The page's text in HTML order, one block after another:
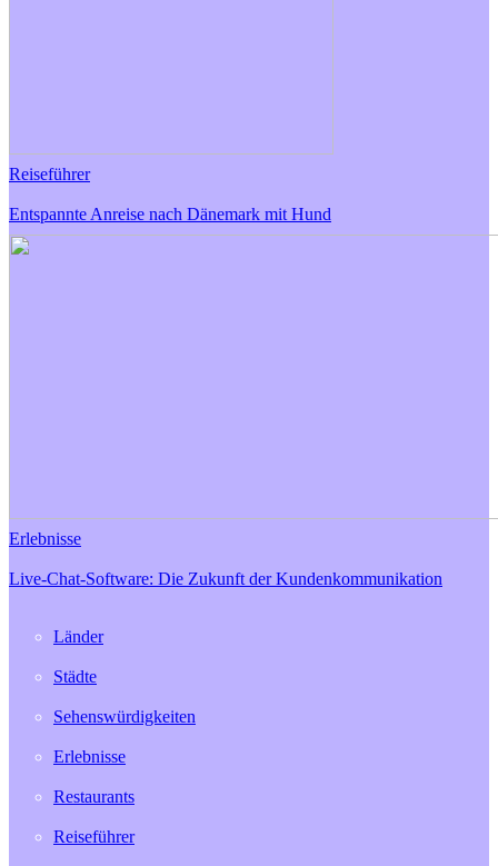
Reiseführer
Entspannte Anreise nach Dänemark mit Hund
Erlebnisse
Live-Chat-Software: Die Zukunft der Kundenkommunikation
Länder
Städte
Sehenswürdigkeiten
Erlebnisse
Restaurants
Reiseführer